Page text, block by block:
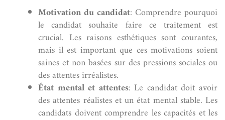
Motivation du candidat: Comprendre pourquoi
le candidat souhaite faire ce traitement est
crucial. Les raisons esthétiques sont courantes,
mais il est important que ces motivations soient
saines et non basées sur des pressions sociales ou
des attentes irréalistes.
État mental et attentes: Le candidat doit avoir
des attentes réalistes et un état mental stable. Les
candidats doivent comprendre les capacités et les